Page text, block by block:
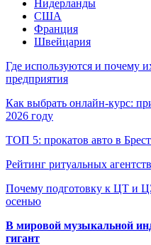
Нидерланды
США
Франция
Швейцария
Где используются и почему
предприятия
Как выбрать онлайн-курс:
2026 году
ТОП 5: прокатов авто в
Рейтинг ритуальных
Почему подготовку к ЦТ и
осенью
В мировой музыкальной
гигант